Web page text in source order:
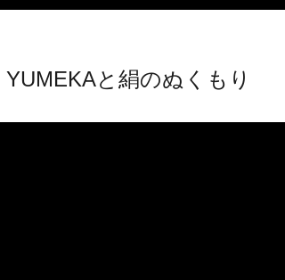
YUMEKAと絹のぬくもり